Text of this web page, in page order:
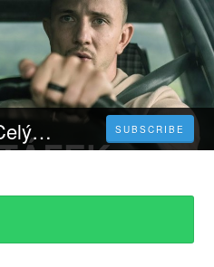
Zatmění (2023) — Celý Film 𝐎𝐍𝐋𝐈𝐍𝐄 ZDARMA | CELÝ FILM CZ DABING I TITULKY SUBSCRIBE